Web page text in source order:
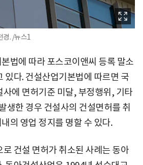
경. /뉴스1
법에 따라 포스코이앤씨 등록 말소
있다. 건설산업기본법에 따르면 국
에 면허기준 미달, 부정행위, 기타
생한 경우 건설사의 건설면허를 취
의 영업 정지를 명할 수 있다.
건설 면허가 취소된 사례는 동아